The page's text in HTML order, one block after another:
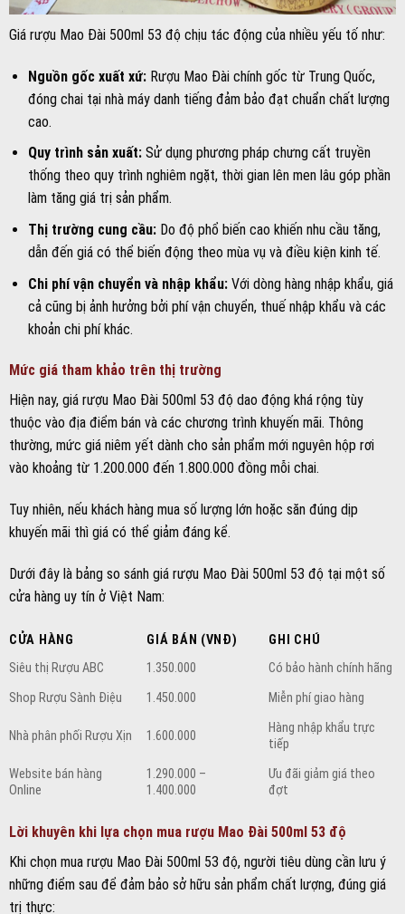
Giá rượu Mao Đài 500ml 53 độ chịu tác động của nhiều yếu tố như:
Nguồn gốc xuất xứ:Rượu Mao Đài chính gốc từ Trung Quốc,
đóng chai tại nhà máy danh tiếng đảm bảo đạt chuẩn chất lượng
cao.
Quy trình sản xuất:Sử dụng phương pháp chưng cất truyền
thống theo quy trình nghiêm ngặt, thời gian lên men lâu góp phần
làm tăng giá trị sản phẩm.
Thị trường cung cầu:Do độ phổ biến cao khiến nhu cầu tăng,
dẫn đến giá có thể biến động theo mùa vụ và điều kiện kinh tế.
Chi phí vận chuyển và nhập khẩu:Với dòng hàng nhập khẩu, giá
cả cũng bị ảnh hưởng bởi phí vận chuyển, thuế nhập khẩu và các
khoản chi phí khác.
Mức giá tham khảo trên thị trường
Hiện nay, giá rượu Mao Đài 500ml 53 độ dao động khá rộng tùy
thuộc vào địa điểm bán và các chương trình khuyến mãi. Thông
thường, mức giá niêm yết dành cho sản phẩm mới nguyên hộp rơi
vào khoảng từ 1.200.000 đến 1.800.000 đồng mỗi chai.
Tuy nhiên, nếu khách hàng mua số lượng lớn hoặc săn đúng dịp
khuyến mãi thì giá có thể giảm đáng kể.
Dưới đây là bảng so sánh giá rượu Mao Đài 500ml 53 độ tại một số
cửa hàng uy tín ở Việt Nam:
CỬA HÀNG GIÁ BÁN (VNĐ)
GHI CHÚ
Siêu thị Rượu ABC
1.350.000
Có bảo hành chính hãng
Shop Rượu Sành Điệu
1.450.000 Miễn phí giao hàng
Nhà phân phối Rượu Xịn 1.600.000
Hàng nhập khẩu trực
tiếp
Website bán hàng
Online
1.290.000 –
1.400.000
Ưu đãi giảm giá theo
đợt
Lời khuyên khi lựa chọn mua rượu Mao Đài 500ml 53 độ
Khi chọn mua rượu Mao Đài 500ml 53 độ, người tiêu dùng cần lưu ý
những điểm sau để đảm bảo sở hữu sản phẩm chất lượng, đúng giá
trị thực: